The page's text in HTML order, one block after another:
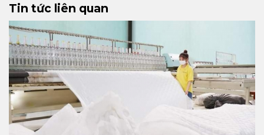
Tin tức liên quan